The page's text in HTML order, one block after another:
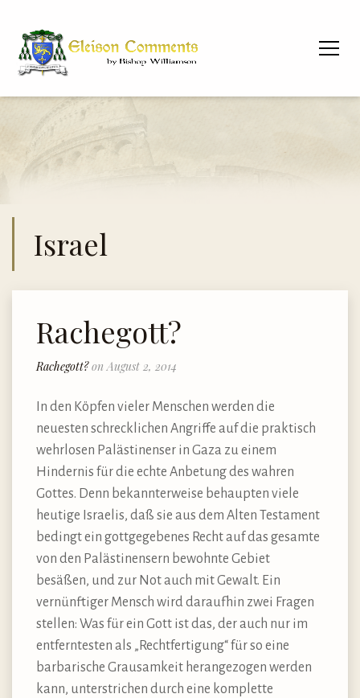
Israel
Rachegott?
Rachegott?on August 2, 2014
In den Köpfen vieler Menschen werden die
neuesten schrecklichen Angriffe auf die praktisch
wehrlosen Palästinenser in Gaza zu einem
Hindernis für die echte Anbetung des wahren
Gottes. Denn bekannterweise behaupten viele
heutige Israelis, daß sie aus dem Alten Testament
bedingt ein gottgegebenes Recht auf das gesamte
von den Palästinensern bewohnte Gebiet
besäßen, und zur Not auch mit Gewalt. Ein
vernünftiger Mensch wird daraufhin zwei Fragen
stellen: Was für ein Gott ist das, der auch nur im
entferntesten als „Rechtfertigung“ für so eine
barbarische Grausamkeit herangezogen werden
kann, unterstrichen durch eine komplette